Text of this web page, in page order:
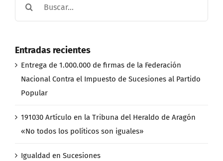
Entradas recientes
Entrega de 1.000.000 de firmas de la Federación
Nacional Contra el Impuesto de Sucesiones al Partido
Popular
191030 Artículo en la Tribuna del Heraldo de Aragón
«No todos los políticos son iguales»
Igualdad en Sucesiones